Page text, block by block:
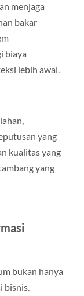
menjaga
bakar
biaya
lebih awal.
yang
kualitas yang
yang
bukan hanya
bisnis.